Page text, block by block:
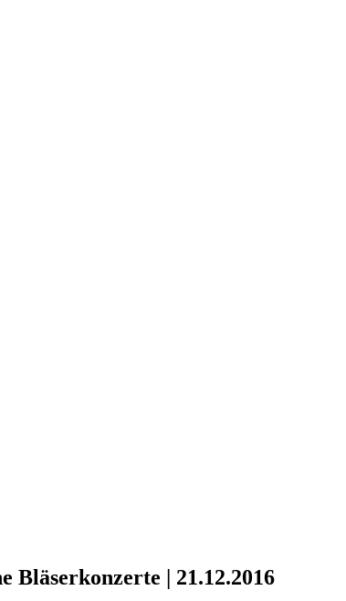
Bläserkonzerte | 21.12.2016